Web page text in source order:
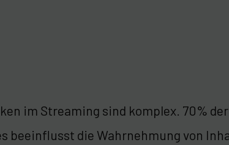
im Streaming sind komplex. 70%
beeinflusst die Wahrnehmung von